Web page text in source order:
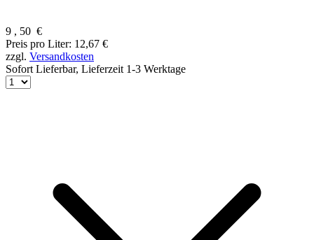
9 , 50 €
Preis pro Liter: 12,67 €
zzgl. Versandkosten
Sofort Lieferbar, Lieferzeit 1-3 Werktage